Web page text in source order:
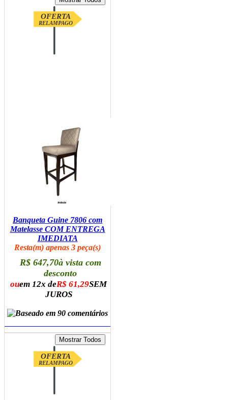
OFERTA
RELAMPAGO
Banqueta Guine 7806 com
Matelasse COM ENTREGA
IMEDIATA
Resta(m) apenas 3 peça(s)
R$ 647,70à vista com
desconto
ouem 12x deR$ 61,29SEM
JUROS
OFERTA
RELAMPAGO